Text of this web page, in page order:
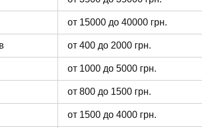
от 15000 до 40000 грн.
от 400 до 2000 грн.
от 1000 до 5000 грн.
от 800 до 1500 грн.
от 1500 до 4000 грн.